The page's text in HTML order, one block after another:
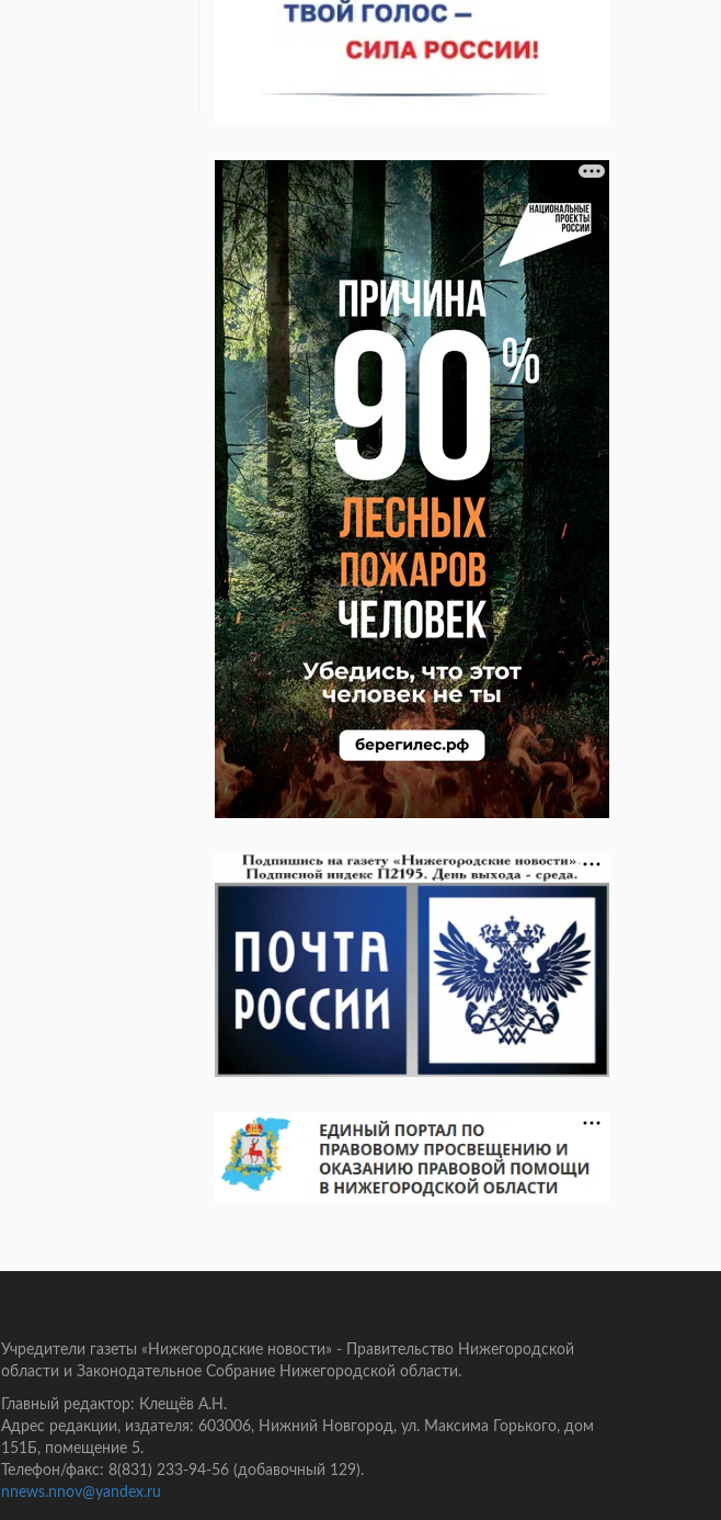
Учредители газеты «Нижегородские новости» - Правительство Нижегородской
области и Законодательное Собрание Нижегородской области.
Главный редактор: Клещёв А.Н.
Адрес редакции, издателя: 603006, Нижний Новгород, ул. Максима Горького, дом
151Б, помещение 5.
Телефон/факс: 8(831) 233-94-56 (добавочный 129).
nnews.nnov@yandex.ru